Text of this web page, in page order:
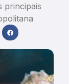
principais